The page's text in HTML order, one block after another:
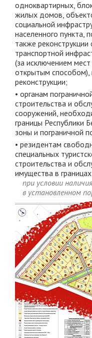
одноквартирных,
жилых домов,
социальной
населенного пункта,
также
транспортной
(за исключением
открытым
реконструкции;
• органам
строительства и
сооружений,
границы Республики
зоны и пограничной
• резидентам
специальных
строительства и
имущества в
при условии
в установленном